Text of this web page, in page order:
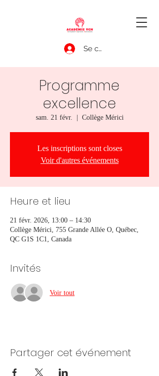
Se connecter
Programme
excellence
sam. 21 févr. Collège Mérici
Les inscriptions sont closes
Voir d'autres événements
Heure et lieu
21 févr. 2026, 13:00 – 14:30
Collège Mérici, 755 Grande Allée O, Québec,
QC G1S 1C1, Canada
Invités
Voir tout
Partager cet événement